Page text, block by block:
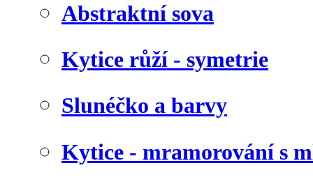
Abstraktní sova
Kytice růží - symetrie
Slunéčko a barvy
Kytice - mramorování s